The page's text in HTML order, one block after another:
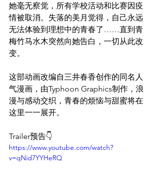
她毫无察觉，所有学校活动和比赛因疫
情被取消。失落的美月觉得，自己永远
无法体验到理想中的青春了……直到青
梅竹马水木突然向她告白，一切从此改
变。
这部动画改编自三井春香创作的同名人
气漫画，由Typhoon Graphics制作，浪
漫与感动交织，青春的烦恼与甜蜜将在
这里一一展开。
Trailer预告👇
https://www.youtube.com/watch?
v=qNid7YYHeRQ